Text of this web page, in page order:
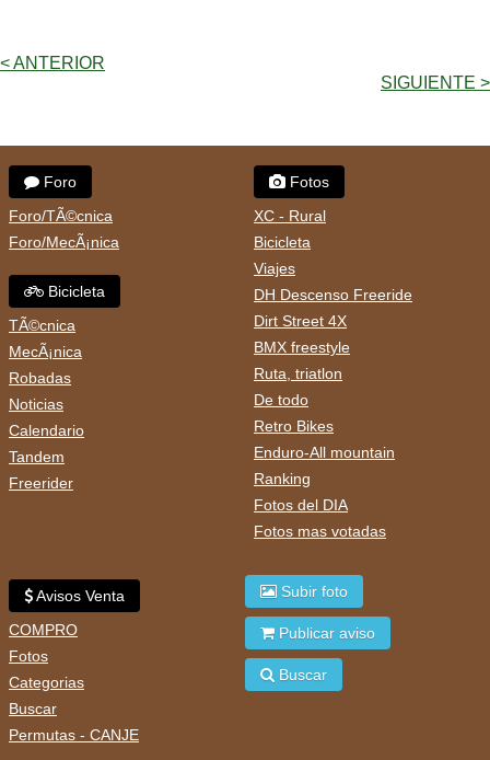
< ANTERIOR
SIGUIENTE >
Foro
Foro/TÃ©cnica
Foro/MecÃ¡nica
Bicicleta
TÃ©cnica
MecÃ¡nica
Robadas
Noticias
Calendario
Tandem
Freerider
Fotos
XC - Rural
Bicicleta
Viajes
DH Descenso Freeride
Dirt Street 4X
BMX freestyle
Ruta, triatlon
De todo
Retro Bikes
Enduro-All mountain
Ranking
Fotos del DIA
Fotos mas votadas
Avisos Venta
COMPRO
Fotos
Categorias
Buscar
Permutas - CANJE
Subir foto
Publicar aviso
Buscar